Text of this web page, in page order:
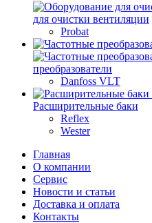
для очистки вентиляции
Probat
преобразователи
Danfoss VLT
Расширительные баки
Reflex
Wester
Главная
О компании
Сервис
Новости и статьи
Доставка и оплата
Контакты